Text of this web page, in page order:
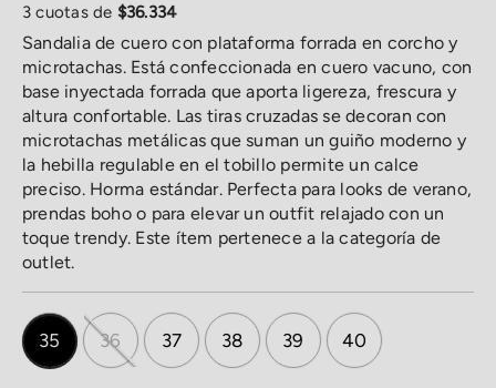
3 cuotas de $36.334
Sandalia de cuero con plataforma forrada en corcho y
microtachas. Está confeccionada en cuero vacuno, con
base inyectada forrada que aporta ligereza, frescura y
altura confortable. Las tiras cruzadas se decoran con
microtachas metálicas que suman un guiño moderno y
la hebilla regulable en el tobillo permite un calce
preciso. Horma estándar. Perfecta para looks de verano,
prendas boho o para elevar un outfit relajado con un
toque trendy. Este ítem pertenece a la categoría de
outlet.
35 36 37 38 39 40